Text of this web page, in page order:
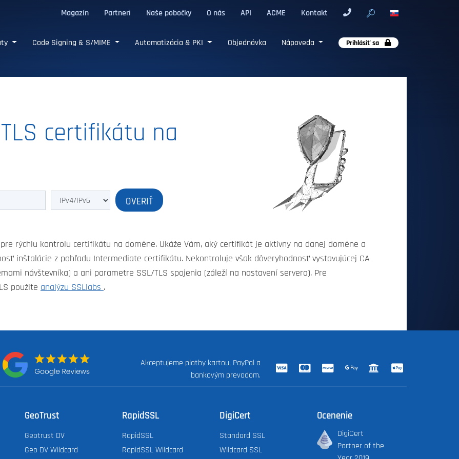
Magazín Partneri Naše pobočky O nás API ACME Kontakt
TLS certifikáty
Code Signing & S/MIME Automatizácia & PKI Objednávka Nápoveda Prihlásiť sa
certifikátu na
rýchlu kontrolu certifikátu na doméne. Ukáže Vám, aký certifikát je aktívny na danej doméne a
inštalácie z pohľadu Intermediate certifikátu. Nekontroluje však dôveryhodnosť vystavujúcej CA
návštevníka) a ani parametre SSL/TLS spojenia (záleží na nastavení servera). Pre
použite analýzu SSLlabs .
Akceptujeme platby kartou, PayPal a
bankovým prevodom.
GeoTrust
Geotrust DV
Geo DV Wildcard
RapidSSL
RapidSSL
RapidSSL Wildcard
DigiCert
Standard SSL
Wildcard SSL
Ocenenie
DigiCert
Partner of the